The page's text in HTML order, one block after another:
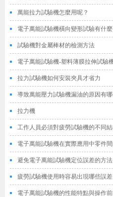
萬能拉力試驗機怎麼用呢？
電子萬能試驗機橫向變形試驗有什麼
試驗機對金屬棒材的檢測方法
電子萬能試驗機-塑料薄膜拉伸試驗
拉力試驗機如何安裝夾具才省力
導致萬能壓力試驗機漏油的原因有哪
拉力機
工作人員必須對疲勞試驗機的不同
電子萬能試驗機在實際應用中零件
避免電子萬能試驗機定位誤差的方法
疲勞試驗機使用時容易出現哪些誤差
電子萬能試驗機的性能特點與操作